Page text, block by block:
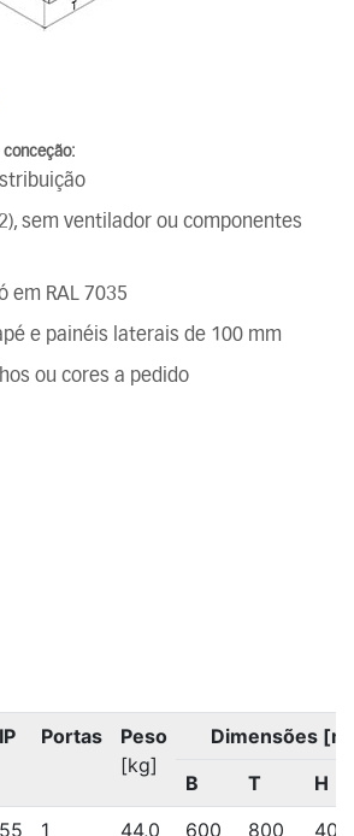
sem ventilador ou componentes
em RAL 7035
e painéis laterais de 100 mm
ou cores a pedido
IP Portas
Peso
[kg]
Dimensões
B
T
H
55 1 44,0 600 800 400